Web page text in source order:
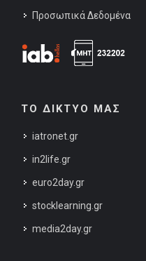
Προσωπικά Δεδομένα
ΤΟ ΔΙΚΤΥΟ ΜΑΣ
iatronet.gr
in2life.gr
euro2day.gr
stocklearning.gr
media2day.gr